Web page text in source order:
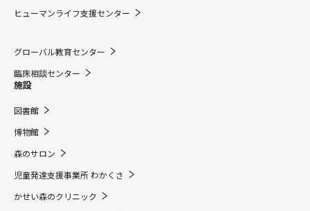
ヒューマンライフ支援センター
グローバル教育センター
臨床相談センター
施設
図書館
博物館
森のサロン
児童発達支援事業所 わかくさ
かせい森のクリニック